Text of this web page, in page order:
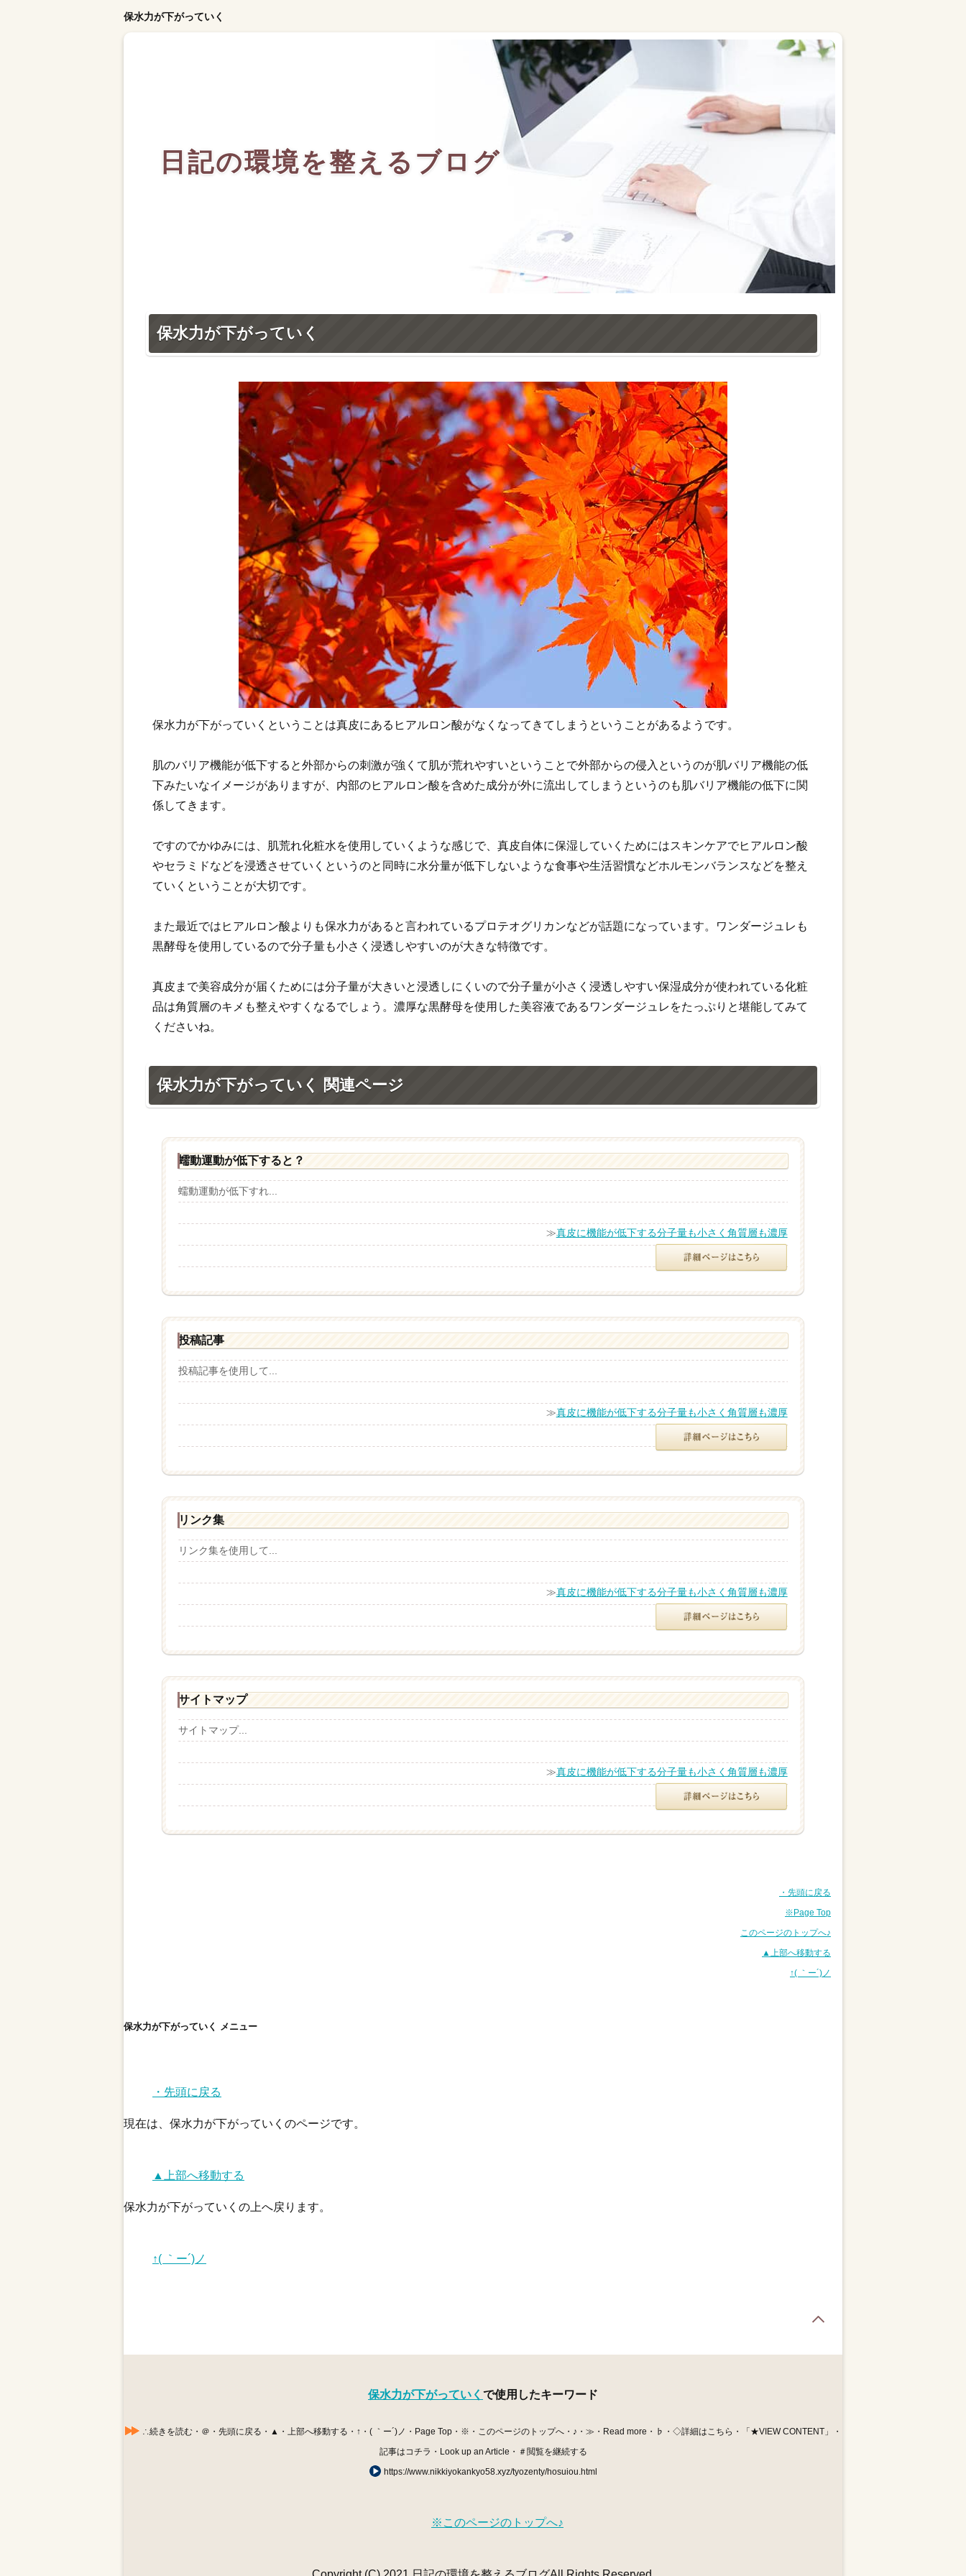
保水力が下がっていく
日記の環境を整えるブログ
保水力が下がっていく
保水力が下がっていくということは真皮にあるヒアルロン酸がなくなってきてしまうということがあるようです。
肌のバリア機能が低下すると外部からの刺激が強くて肌が荒れやすいということで外部からの侵入というのが肌バリア機能の低
下みたいなイメージがありますが、内部のヒアルロン酸を含めた成分が外に流出してしまうというのも肌バリア機能の低下に関
係してきます。
ですのでかゆみには、肌荒れ化粧水を使用していくような感じで、真皮自体に保湿していくためにはスキンケアでヒアルロン酸
やセラミドなどを浸透させていくというのと同時に水分量が低下しないような食事や生活習慣などホルモンバランスなどを整え
ていくということが大切です。
また最近ではヒアルロン酸よりも保水力があると言われているプロテオグリカンなどが話題になっています。ワンダージュレも
黒酵母を使用しているので分子量も小さく浸透しやすいのが大きな特徴です。
真皮まで美容成分が届くためには分子量が大きいと浸透しにくいので分子量が小さく浸透しやすい保湿成分が使われている化粧
品は角質層のキメも整えやすくなるでしょう。濃厚な黒酵母を使用した美容液であるワンダージュレをたっぷりと堪能してみて
くださいね。
保水力が下がっていく 関連ページ
蠕動運動が低下すると？
蠕動運動が低下すれ...
≫真皮に機能が低下する分子量も小さく角質層も濃厚
投稿記事
投稿記事を使用して...
≫真皮に機能が低下する分子量も小さく角質層も濃厚
リンク集
リンク集を使用して...
≫真皮に機能が低下する分子量も小さく角質層も濃厚
サイトマップ
サイトマップ...
≫真皮に機能が低下する分子量も小さく角質層も濃厚
・先頭に戻る
※Page Top
このページのトップへ♪
▲上部へ移動する
↑( ｀ー´)ノ
保水力が下がっていく メニュー
・先頭に戻る
現在は、保水力が下がっていくのページです。
▲上部へ移動する
保水力が下がっていくの上へ戻ります。
↑( ｀ー´)ノ
保水力が下がっていく で使用したキーワード
∴続きを読む・＠・先頭に戻る・▲・上部へ移動する・↑・( ｀ー´)ノ・Page Top・※・このページのトップへ・♪・≫・Read more・♭・◇詳細はこちら・「★VIEW CONTENT」・
記事はコチラ・Look up an Article・＃閲覧を継続する
https://www.nikkiyokankyo58.xyz/tyozenty/hosuiou.html
※このページのトップへ♪